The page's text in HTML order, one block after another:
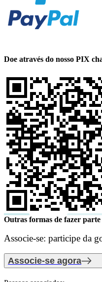
Doe através do nosso PIX
Outras formas de fazer parte
Associe-se: participe da
Associe-se agora